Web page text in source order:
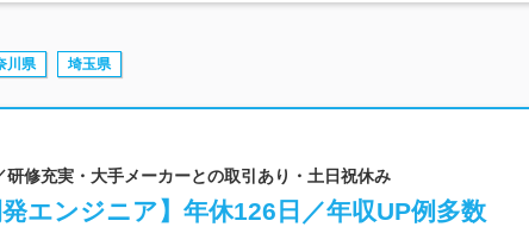
川県 埼玉県
修充実・大手メーカーとの取引あり・土日祝休み
エンジニア】年休126日／年収UP例多数